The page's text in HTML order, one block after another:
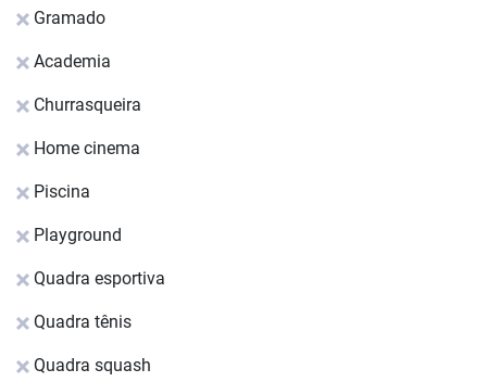
Gramado
Academia
Churrasqueira
Home cinema
Piscina
Playground
Quadra esportiva
Quadra tênis
Quadra squash